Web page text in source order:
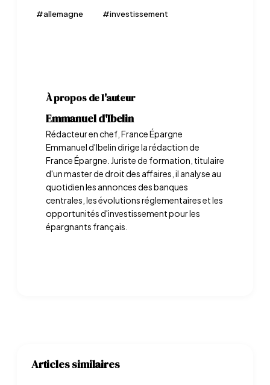
#allemagne #investissement
À propos de l'auteur
Emmanuel d'Ibelin
Rédacteur en chef, France Épargne
Emmanuel d'Ibelin dirige la rédaction de
France Épargne. Juriste de formation, titulaire
d'un master de droit des affaires, il analyse au
quotidien les annonces des banques
centrales, les évolutions réglementaires et les
opportunités d'investissement pour les
épargnants français.
Articles similaires